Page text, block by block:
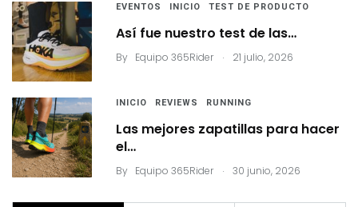
EVENTOS INICIO TEST DE PRODUCTO
Así fue nuestro test de las…
By Equipo 365Rider . 21 julio, 2026
INICIO REVIEWS RUNNING
Las mejores zapatillas para hacer
el…
By Equipo 365Rider . 30 junio, 2026